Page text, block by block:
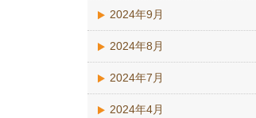
2024年9月
2024年8月
2024年7月
2024年4月